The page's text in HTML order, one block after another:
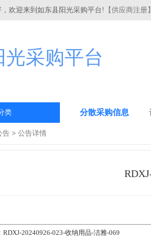
，欢迎来到如东县阳光采购平台! 【供应商注册
光采购平台
类 分散采购信息
告 > 公告详情
RDXJ-20240926-023-收纳用品-洁雅-069